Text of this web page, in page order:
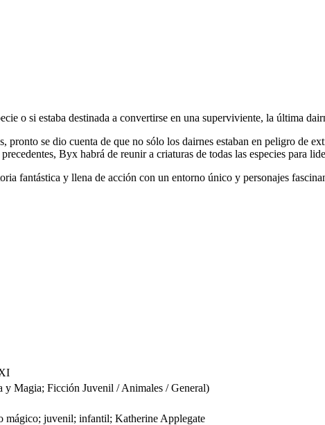
o si estaba destinada a convertirse en una superviviente, la última
se dio cuenta de que no sólo los dairnes estaban en peligro de
Byx habrá de reunir a criaturas de todas las especies para
fantástica y llena de acción con un entorno único y personajes
Magia; Ficción Juvenil / Animales / General)
mágico; juvenil; infantil; Katherine Applegate